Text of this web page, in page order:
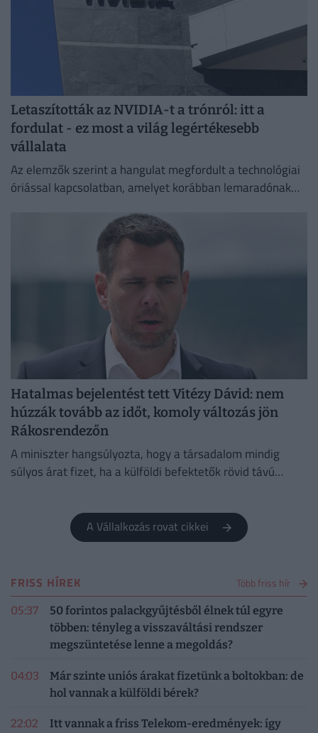
Letaszították az NVIDIA-t a trónról: itt a
fordulat - ez most a világ legértékesebb
vállalata
Az elemzők szerint a hangulat megfordult a technológiai
óriással kapcsolatban, amelyet korábban lemaradónak
Hatalmas bejelentést tett Vitézy Dávid: nem
húzzák tovább az időt, komoly változás jön
Rákosrendezőn
A miniszter hangsúlyozta, hogy a társadalom mindig
súlyos árat fizet, ha a külföldi befektetők rövid távú
A Vállalkozás rovat cikkei
FRISS HÍREK Több friss hír
05:37
50 forintos palackgyűjtésből élnek túl egyre
többen: tényleg a visszaváltási rendszer
megszüntetése lenne a megoldás?
04:03
Már szinte uniós árakat fizetünk a boltokban: de
hol vannak a külföldi bérek?
22:02 Itt vannak a friss Telekom-eredmények: így